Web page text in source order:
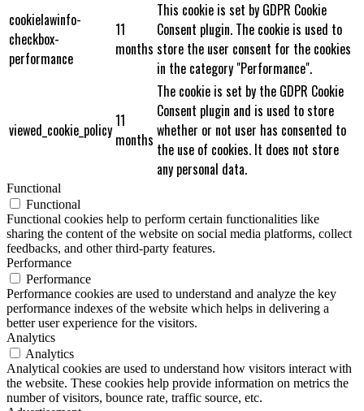
cookielawinfo-
checkbox-
performance
11
months
This cookie is set by GDPR Cookie
Consent plugin. The cookie is used to
store the user consent for the cookies
in the category "Performance".
viewed_cookie_policy11
months
The cookie is set by the GDPR Cookie
Consent plugin and is used to store
whether or not user has consented to
the use of cookies. It does not store
any personal data.
Functional
Functional
Functional cookies help to perform certain functionalities like
sharing the content of the website on social media platforms, collect
feedbacks, and other third-party features.
Performance
Performance
Performance cookies are used to understand and analyze the key
performance indexes of the website which helps in delivering a
better user experience for the visitors.
Analytics
Analytics
Analytical cookies are used to understand how visitors interact with
the website. These cookies help provide information on metrics the
number of visitors, bounce rate, traffic source, etc.